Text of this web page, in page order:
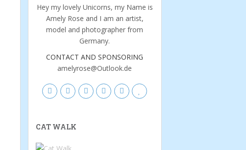
Hey my lovely Unicorns, my Name is
Amely Rose and I am an artist,
model and photographer from
Germany.
CONTACT AND SPONSORING
amelyrose@Outlook.de
CAT WALK